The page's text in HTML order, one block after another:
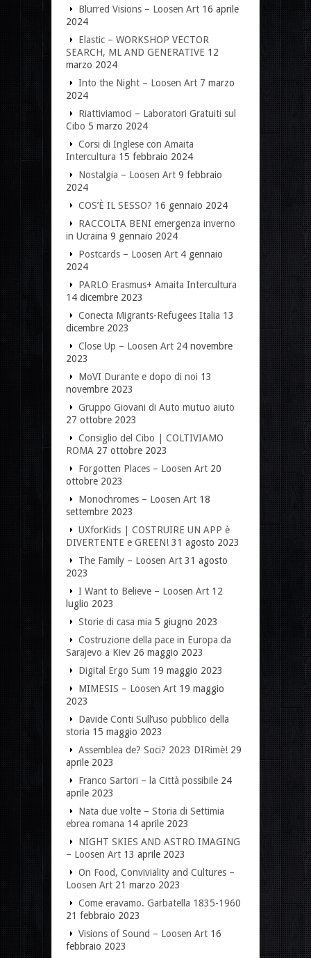
Blurred Visions – Loosen Art 16 aprile
2024
Elastic – WORKSHOP VECTOR
SEARCH, ML AND GENERATIVE 12
marzo 2024
Into the Night – Loosen Art 7 marzo
2024
Riattiviamoci – Laboratori Gratuiti sul
Cibo 5 marzo 2024
Corsi di Inglese con Amaita
Intercultura 15 febbraio 2024
Nostalgia – Loosen Art 9 febbraio
2024
COS’È IL SESSO? 16 gennaio 2024
RACCOLTA BENI emergenza inverno
in Ucraina 9 gennaio 2024
Postcards – Loosen Art 4 gennaio
2024
PARLO Erasmus+ Amaita Intercultura
14 dicembre 2023
Conecta Migrants-Refugees Italia 13
dicembre 2023
Close Up – Loosen Art 24 novembre
2023
MoVI Durante e dopo di noi 13
novembre 2023
Gruppo Giovani di Auto mutuo aiuto
27 ottobre 2023
Consiglio del Cibo | COLTIVIAMO
ROMA 27 ottobre 2023
Forgotten Places – Loosen Art 20
ottobre 2023
Monochromes – Loosen Art 18
settembre 2023
UXforKids | COSTRUIRE UN APP è
DIVERTENTE e GREEN! 31 agosto 2023
The Family – Loosen Art 31 agosto
2023
I Want to Believe – Loosen Art 12
luglio 2023
Storie di casa mia 5 giugno 2023
Costruzione della pace in Europa da
Sarajevo a Kiev 26 maggio 2023
Digital Ergo Sum 19 maggio 2023
MIMESIS – Loosen Art 19 maggio
2023
Davide Conti Sull’uso pubblico della
storia 15 maggio 2023
Assemblea de? Soci? 2023 DIRimè! 29
aprile 2023
Franco Sartori – la Città possibile 24
aprile 2023
Nata due volte – Storia di Settimia
ebrea romana 14 aprile 2023
NIGHT SKIES AND ASTRO IMAGING
– Loosen Art 13 aprile 2023
On Food, Conviviality and Cultures –
Loosen Art 21 marzo 2023
Come eravamo. Garbatella 1835-1960
21 febbraio 2023
Visions of Sound – Loosen Art 16
febbraio 2023